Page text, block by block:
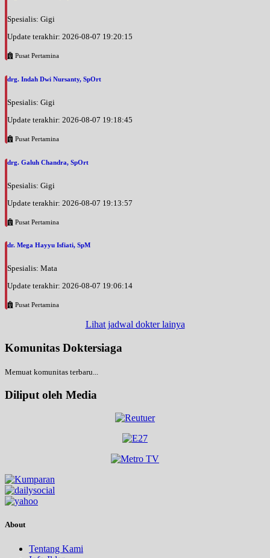
Spesialis: Gigi
Update terakhir: 2026-08-07 19:20:15
Pusat Pertamina
drg. Indah Dwi Nursanty, SpOrt
Spesialis: Gigi
Update terakhir: 2026-08-07 19:18:45
Pusat Pertamina
drg. Galuh Chandra, SpOrt
Spesialis: Gigi
Update terakhir: 2026-08-07 19:13:57
Pusat Pertamina
dr. Mega Hayyu Isfiati, SpM
Spesialis: Mata
Update terakhir: 2026-08-07 19:06:14
Pusat Pertamina
Lihat jadwal dokter lainya
Komunitas Doktersiaga
Memuat komunitas terbaru...
Diliput oleh Media
About
Tentang Kami